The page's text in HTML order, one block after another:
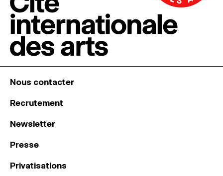
Nous contacter
Recrutement
Newsletter
Presse
Privatisations